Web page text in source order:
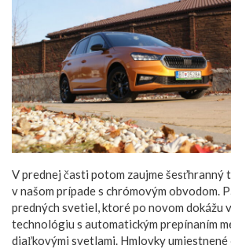
V prednej časti potom zaujme šesťhranný
v našom prípade s chrómovým obvodom.
predných svetiel, ktoré po novom dokážu
technológiu s automatickým prepínaním
diaľkovými svetlami. Hmlovky